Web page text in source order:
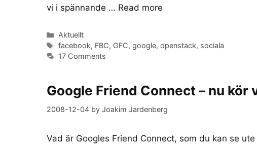
vi i spännande … Read more
Categories
Aktuellt
Tags
facebook, FBC, GFC,google,openstack, sociala
17 Comments
Google Friend Connect – nu kör
2008-12-04 by Joakim Jardenberg
Vad är Googles Friend Connect, som du kan se